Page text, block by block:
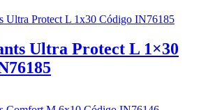
Ultra Protect L 1×30